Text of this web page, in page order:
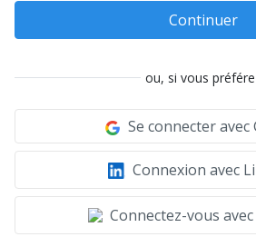
Continuer
ou, si vous
Se connecter avec
Connexion avec
Connectez-vous